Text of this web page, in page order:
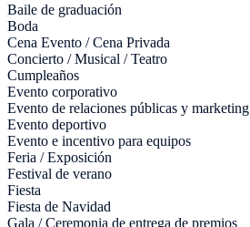
Baile de graduación
Boda
Cena Evento / Cena Privada
Concierto / Musical / Teatro
Cumpleaños
Evento corporativo
Evento de relaciones públicas y marketing
Evento deportivo
Evento e incentivo para equipos
Feria / Exposición
Festival de verano
Fiesta
Fiesta de Navidad
Gala / Ceremonia de entrega de premios